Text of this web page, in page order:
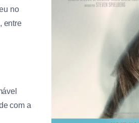
no
entre
com a